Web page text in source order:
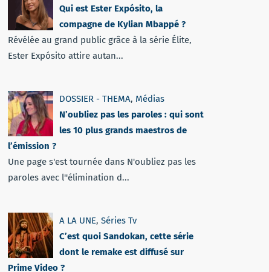
Qui est Ester Expósito, la
compagne de Kylian Mbappé ?
Révélée au grand public grâce à la série Élite,
Ester Expósito attire autan...
DOSSIER - THEMA, Médias
N’oubliez pas les paroles : qui sont
les 10 plus grands maestros de
l’émission ?
Une page s'est tournée dans N'oubliez pas les
paroles avec l''élimination d...
A LA UNE, Séries Tv
C’est quoi Sandokan, cette série
dont le remake est diffusé sur
Prime Video ?